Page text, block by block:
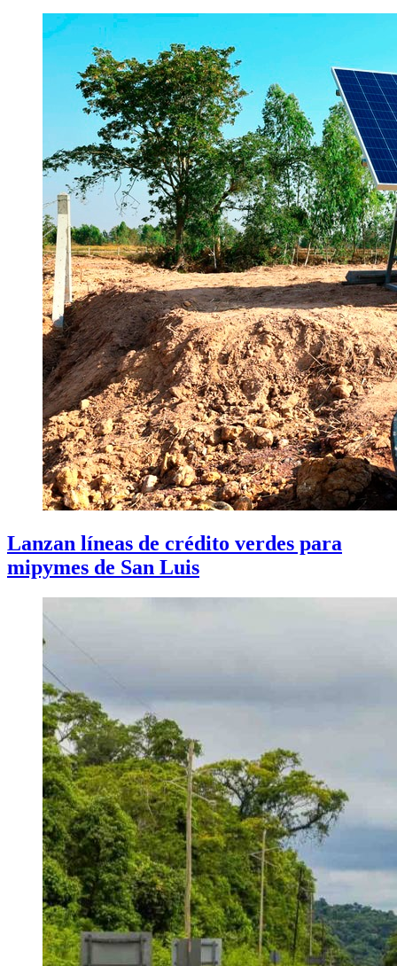
Lanzan líneas de crédito verdes para
mipymes de San Luis